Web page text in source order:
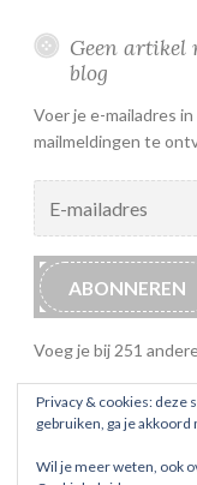
Geen artikel
blog
Voer je e-mailadres
mailmeldingen te
mailadres
ABONNEREN
Voeg je bij 251
Privacy & cookies: deze
gebruiken, ga je
Wil je meer weten, ook